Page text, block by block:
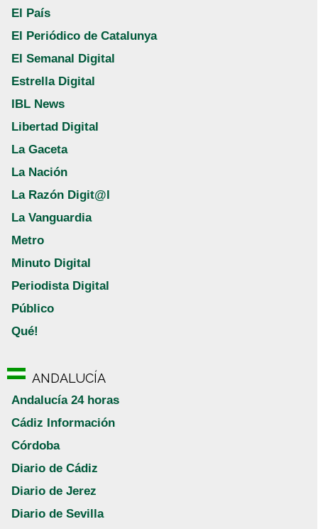
El País
El Periódico de Catalunya
El Semanal Digital
Estrella Digital
IBL News
Libertad Digital
La Gaceta
La Nación
La Razón Digit@l
La Vanguardia
Metro
Minuto Digital
Periodista Digital
Público
Qué!
ANDALUCÍA
Andalucía 24 horas
Cádiz Información
Córdoba
Diario de Cádiz
Diario de Jerez
Diario de Sevilla